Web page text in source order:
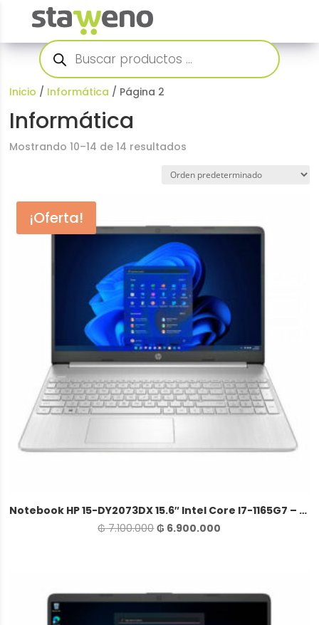
Búsqueda
de
productos
Inicio / Informática / Página 2
Informática
Mostrando 10–14 de 14 resultados
¡Oferta!
Notebook HP 15-DY2073DX 15.6″ Intel Core I7-1165G7 – Plata
₲7.100.000El
₲ 7.100.000.
₲ 6.900.000
₲ 6.900.000.